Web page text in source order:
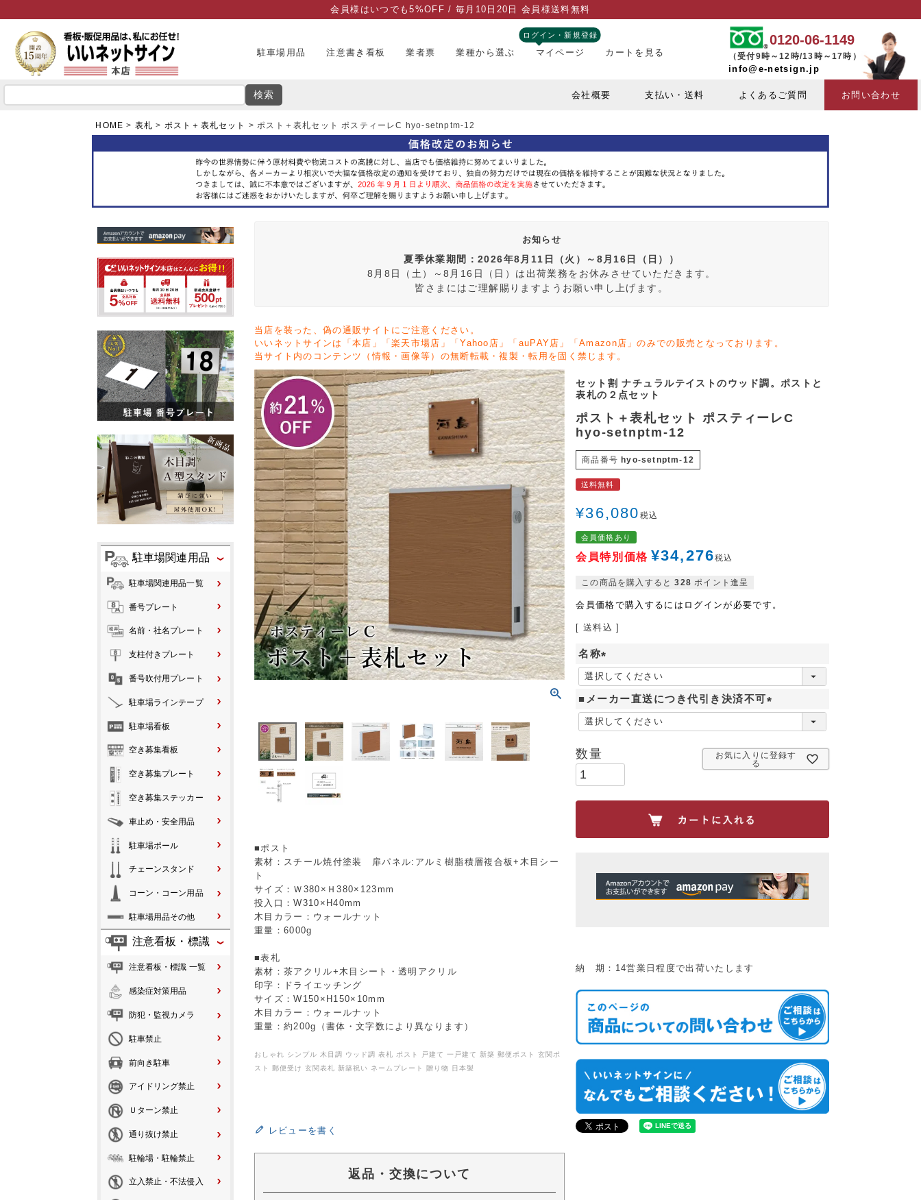
会員様はいつでも5%OFF / 毎月10日20日 会員様送料無料
駐車場用品 注意書き看板 業者票 業種から選ぶ
ログイン・新規登録
マイページ カートを見る
0120-06-1149
（受付9時～12時/13時～17時）
info@e-netsign.jp
検索 会社概要 支払い・送料 よくあるご質問 お問い合わせ
HOME 表札 ポスト＋表札セット ポスト＋表札セット ポスティーレC hyo-setnptm-12
駐車場関連用品
駐車場関連用品一覧
番号プレート
名前・社名プレート
支柱付きプレート
番号吹付用プレート
駐車場ラインテープ
駐車場看板
空き募集看板
空き募集プレート
空き募集ステッカー
車止め・安全用品
駐車場ポール
チェーンスタンド
コーン・コーン用品
駐車場用品その他
注意看板・標識
注意看板・標識 一覧
感染症対策用品
防犯・監視カメラ
駐車禁止
前向き駐車
アイドリング禁止
Ｕターン禁止
通り抜け禁止
駐輪場・駐輪禁止
立入禁止・不法侵入
お知らせ
夏季休業期間：2026年8月11日（火）～8月16日（日））
8月8日（土）～8月16日（日）は出荷業務をお休みさせていただきます。
皆さまにはご理解賜りますようお願い申し上げます。
当店を装った、偽の通販サイトにご注意ください。
いいネットサインは「本店」「楽天市場店」「Yahoo店」「auPAY店」「Amazon店」のみでの販売となっております。
当サイト内のコンテンツ（情報・画像等）の無断転載・複製・転用を固く禁じます。
■ポスト
素材：スチール焼付塗装 扉パネル:アルミ樹脂積層複合板+木目シー
ト
サイズ：Ｗ380×Ｈ380×123mm
投入口：W310×H40mm
木目カラー：ウォールナット
重量：6000g
■表札
素材：茶アクリル+木目シート・透明アクリル
印字：ドライエッチング
サイズ：W150×H150×10mm
木目カラー：ウォールナット
重量：約200g（書体・文字数により異なります）
おしゃれ シンプル 木目調 ウッド調 表札 ポスト 戸建て 一戸建て 新築 郵便ポスト 玄関ポ
スト 郵便受け 玄関表札 新築祝い ネームプレート 贈り物 日本製
レビューを書く
返品・交換について
セット割 ナチュラルテイストのウッド調。ポストと
表札の２点セット
ポスト＋表札セット ポスティーレC
hyo-setnptm-12
商品番号 hyo-setnptm-12
送料無料
¥36,080 税込
会員価格あり
会員特別価格 ¥34,276税込
この商品を購入すると 328 ポイント進呈
会員価格で購入するにはログインが必要です。
送料込
名称
(
必
須
)
■メーカー直送につき代引き決済不可
必
須
お気に入りに登録す
る
納 期：14営業日程度で出荷いたします